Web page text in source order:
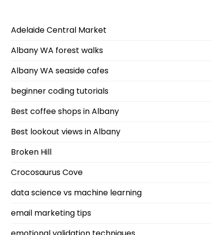
Adelaide Central Market
Albany WA forest walks
Albany WA seaside cafes
beginner coding tutorials
Best coffee shops in Albany
Best lookout views in Albany
Broken Hill
Crocosaurus Cove
data science vs machine learning
email marketing tips